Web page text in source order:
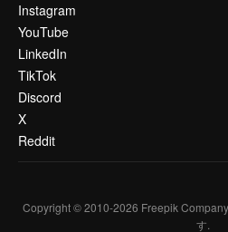
Instagram
YouTube
LinkedIn
TikTok
Discord
X
Reddit
Copyright © 2010-2026 Freepik
す.